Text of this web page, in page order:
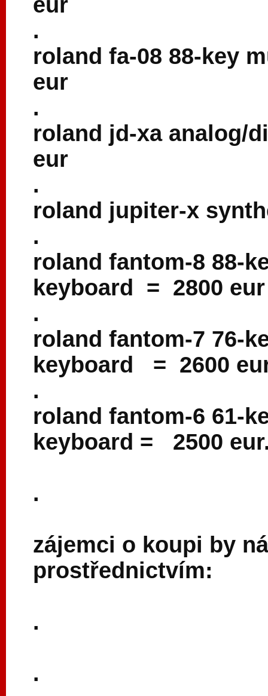
.
roland fa-08 88-key
eur
.
roland jd-xa analog/
eur
.
roland jupiter-x
.
roland fantom-8 88-
keyboard = 2800 eur
.
roland fantom-7 76-
keyboard = 2600
.
roland fantom-6 61-
keyboard = 2500
.
zájemci o koupi by
prostřednictvím:
.
.